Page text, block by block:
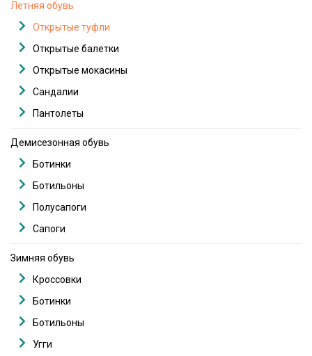
Летняя обувь
Открытые туфли
Открытые балетки
Открытые мокасины
Сандалии
Пантолеты
Демисезонная обувь
Ботинки
Ботильоны
Полусапоги
Сапоги
Зимняя обувь
Кроссовки
Ботинки
Ботильоны
Угги